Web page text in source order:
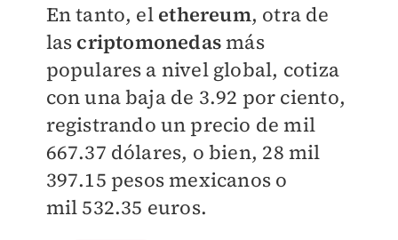
En tanto, el ethereum, otra de
las criptomonedasmás
populares a nivel global, cotiza
con una baja de 3.92 por ciento,
registrando un precio de mil
667.37 dólares, o bien, 28 mil
397.15 pesos mexicanos o
mil 532.35 euros.